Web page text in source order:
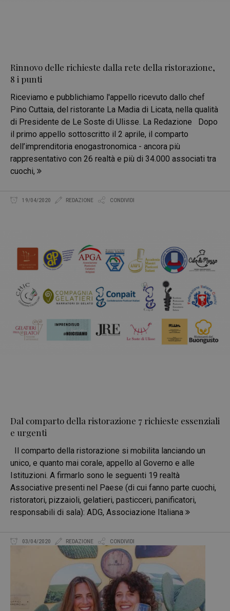
Rinnovo delle richieste dalla rete della ristorazione,
8 i punti
Riceviamo e pubblichiamo l'appello ricevuto dallo chef
Pino Cuttaia, del ristorante La Madia di Licata, nella qualità
di Presidente de Le Soste di Ulisse. La Redazione Dopo
il primo appello sottoscritto il 2 aprile, il comparto
dell’imprenditoria enogastronomica - ancora più
rappresentativo con 26 realtà e più di 34.000 associati tra
cuochi,
19/04/2020 REDAZIONE CONDIVIDI
Dal comparto della ristorazione 7 richieste essenziali
e urgenti
Il comparto della ristorazione si mobilita lanciando un
unico, e quanto mai corale, appello al Governo e alle
Istituzioni. A firmarlo sono le seguenti 19 realtà
Associative presenti nel Paese (di cui fanno parte cuochi,
ristoratori, pizzaioli, gelatieri, pasticceri, panificatori,
responsabili di sala): ADG, Associazione Italiana
03/04/2020 REDAZIONE CONDIVIDI